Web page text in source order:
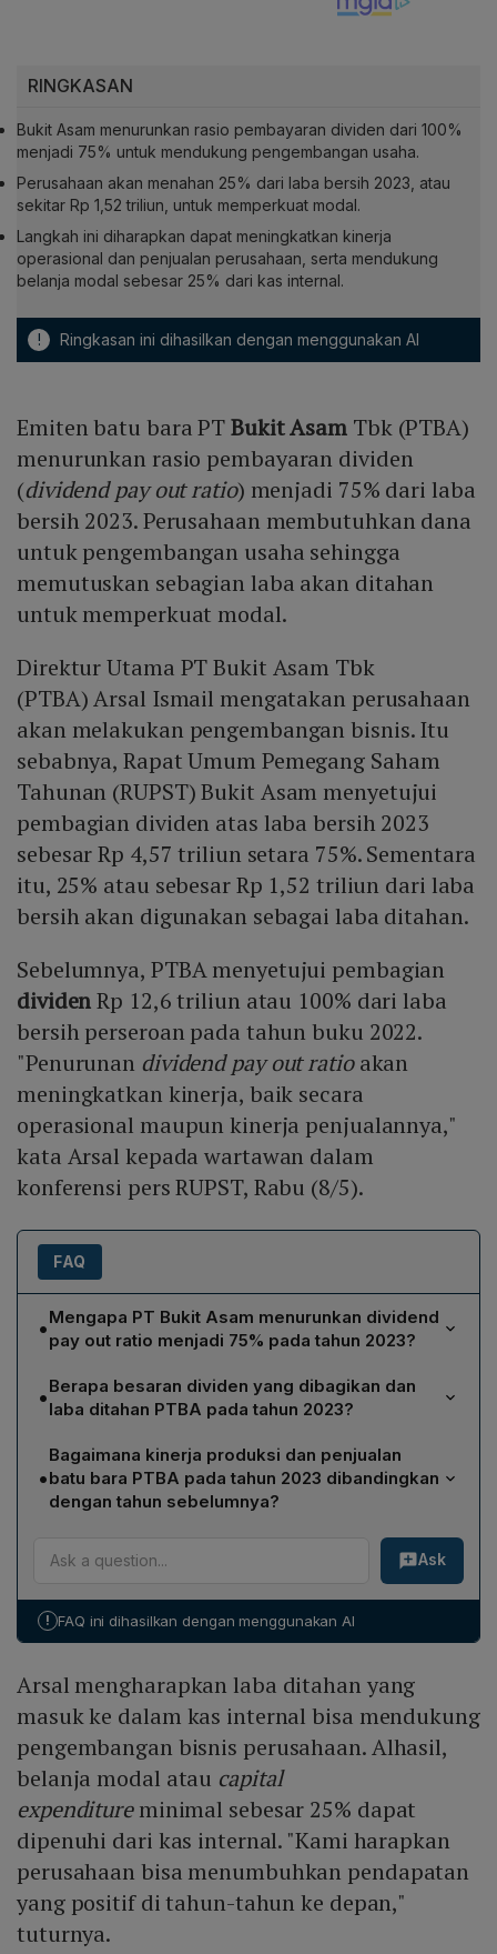
RINGKASAN
Bukit Asam menurunkan rasio pembayaran dividen dari 100%
menjadi 75% untuk mendukung pengembangan usaha.
Perusahaan akan menahan 25% dari laba bersih 2023, atau
sekitar Rp 1,52 triliun, untuk memperkuat modal.
Langkah ini diharapkan dapat meningkatkan kinerja
operasional dan penjualan perusahaan, serta mendukung
belanja modal sebesar 25% dari kas internal.
! Ringkasan ini dihasilkan dengan menggunakan AI
Emiten batu bara PTBukit Asam Tbk (PTBA)
menurunkan rasio pembayaran dividen
(dividend pay out ratio) menjadi 75% dari laba
bersih 2023. Perusahaan membutuhkan dana
untuk pengembangan usaha sehingga
memutuskan sebagian laba akan ditahan
untuk memperkuat modal.
Direktur Utama PT Bukit Asam Tbk
(PTBA) Arsal Ismail mengatakan perusahaan
akan melakukan pengembangan bisnis. Itu
sebabnya, Rapat Umum Pemegang Saham
Tahunan (RUPST) Bukit Asam menyetujui
pembagian dividen atas laba bersih 2023
sebesar Rp 4,57 triliun setara 75%. Sementara
itu, 25% atau sebesar Rp 1,52 triliun dari laba
bersih akan digunakan sebagai laba ditahan.
Sebelumnya, PTBA menyetujui pembagian
dividenRp 12,6 triliun atau 100% dari laba
bersih perseroan pada tahun buku 2022.
"Penurunan dividend pay out ratioakan
meningkatkan kinerja, baik secara
operasional maupun kinerja penjualannya,"
kata Arsal kepada wartawan dalam
konferensi pers RUPST, Rabu (8/5).
FAQ
•Mengapa PT Bukit Asam menurunkan dividend
pay out ratio menjadi 75% pada tahun 2023?
PT Bukit Asam menurunkan dividend pay out ratio
menjadi 75% karena perusahaan membutuhkan dana
tambahan untuk pengembangan usaha. Sebagian laba
ditahan (25% atau Rp 1,52 triliun) akan memperkuat
modal dan mendukung belanja modal minimal 25% dari
kas internal, sehingga dapat menumbuhkan
•Berapa besaran dividen yang dibagikan dan
laba ditahan PTBA pada tahun 2023?
Rapat Umum Pemegang Saham Tahunan (RUPST)
menyetujui pembagian dividen sebesar Rp 4,57 triliun,
setara 75% dari laba bersih 2023. Sisanya, 25% atau
Rp 1,52 triliun, diputuskan menjadi laba ditahan untuk
mendukung pengembangan bisnis dan capital
expenditure.
•
Bagaimana kinerja produksi dan penjualan
batu bara PTBA pada tahun 2023 dibandingkan
dengan tahun sebelumnya?
Pada 2023, total produksi dan pembelian batu bara
PTBA mencapai 41,9 juta ton, naik 13% dari 37,1 juta ton
tahun 2022 dan melampaui target 41,0 juta ton.
ekspor sebesar 15,6 juta ton (+25%) dan penjualan
Ask
! FAQ ini dihasilkan dengan menggunakan AI
Arsal mengharapkan laba ditahan yang
masuk ke dalam kas internal bisa mendukung
pengembangan bisnis perusahaan. Alhasil,
belanja modal atau capital
expenditureminimal sebesar 25% dapat
dipenuhi dari kas internal. "Kami harapkan
perusahaan bisa menumbuhkan pendapatan
yang positif di tahun-tahun ke depan,"
tuturnya.